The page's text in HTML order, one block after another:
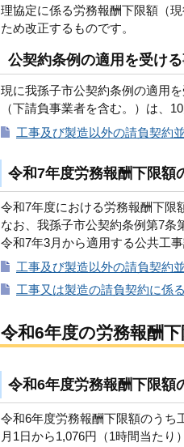
理協定に係る労務報酬下限額（
ため改正するものです。
公契約条例の適用を受け
現に我孫子市公契約条例の適用
（下請負事業者を含む。）は、
工事及び製造以外の請負契約
令和7年度労務報酬下限額
令和7年度における労務報酬下限
なお、我孫子市公契約条例第7条
令和7年3月から適用する公共工
工事及び製造以外の請負契約
工事又は製造の請負契約に係
令和6年度の労務報酬
令和6年度労務報酬下限額
令和6年度労務報酬下限額のうち
月1日から1,076円（1時間当たり